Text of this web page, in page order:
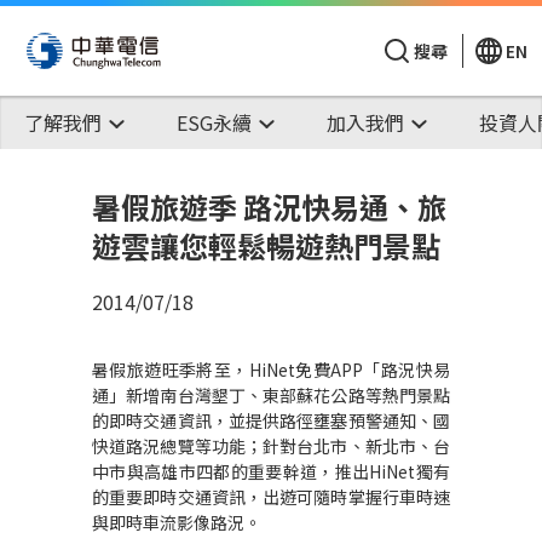
搜尋 EN
了解我們 ESG永續 加入我們 投資
暑假旅遊季 路況快易通、旅
遊雲讓您輕鬆暢遊熱門景點
2014/07/18
暑假旅遊旺季將至，HiNet免費APP「路況快易
通」新增南台灣墾丁、東部蘇花公路等熱門景點
的即時交通資訊，並提供路徑壅塞預警通知、國
快道路況總覽等功能；針對台北市、新北市、台
中市與高雄市四都的重要幹道，推出HiNet獨有
的重要即時交通資訊，出遊可隨時掌握行車時速
與即時車流影像路況。